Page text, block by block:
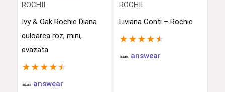
ROCHII
Ivy & Oak Rochie Diana
culoarea roz, mini,
evazata
★ ★ ★ ★ ★
answear
ROCHII
Liviana Conti – Rochie
★ ★ ★ ★ ★
answear